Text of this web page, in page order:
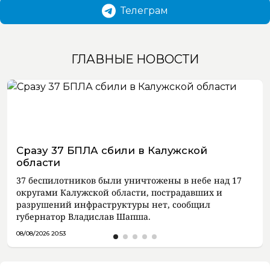
Телеграм
ГЛАВНЫЕ НОВОСТИ
Сразу 37 БПЛА сбили в Калужской
области
37 беспилотников были уничтожены в небе над 17
округами Калужской области, пострадавших и
разрушений инфраструктуры нет, сообщил
губернатор Владислав Шапша.
08/08/2026 20:53